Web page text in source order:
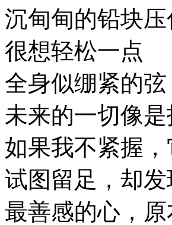
沉甸甸的铅块
很想轻松一点
全身似绷紧的
未来的一切像
如果我不紧握
试图留足，却
最善感的心，